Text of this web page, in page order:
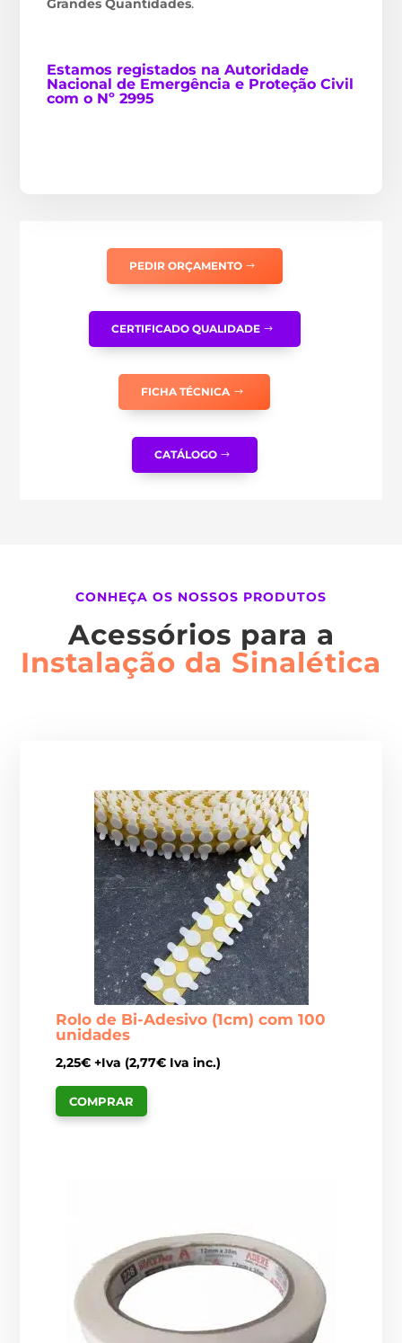
Grandes Quantidades.
Estamos registados na Autoridade
Nacional de Emergência e Proteção Civil
com o Nº 2995
PEDIR ORÇAMENTO
CERTIFICADO QUALIDADE
FICHA TÉCNICA
CATÁLOGO
CONHEÇA OS NOSSOS PRODUTOS
Acessórios para a
Instalação da Sinalética
Rolo de Bi-Adesivo (1cm) com 100
unidades
2,25€ +Iva (2,77€ Iva inc.)
COMPRAR